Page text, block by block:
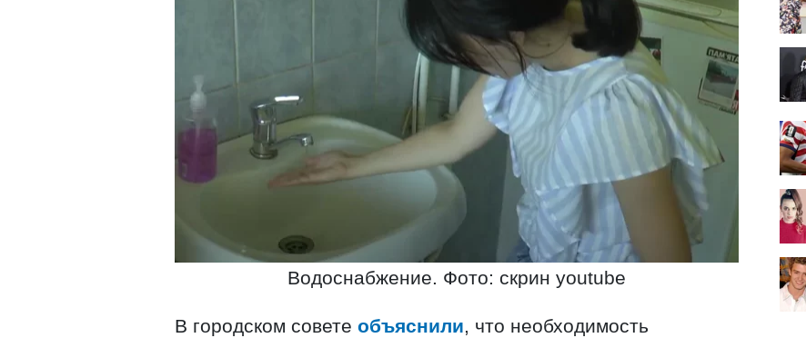
Водоснабжение. Фото: скрин youtube
В городском совете объяснили, что необходимость